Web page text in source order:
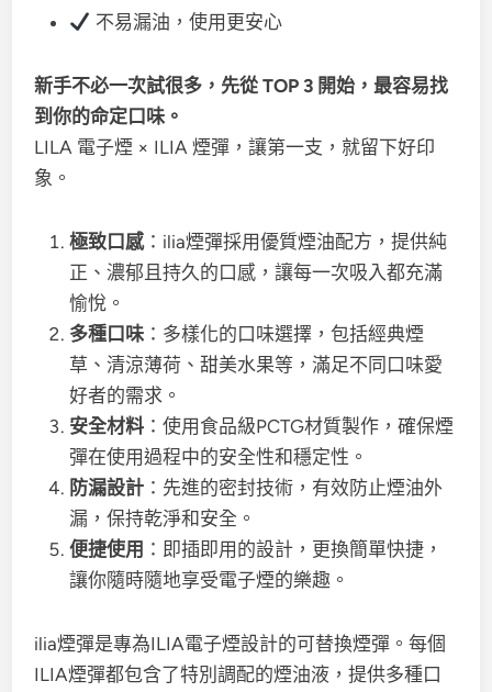
不易漏油，使用更安心
新手不必一次試很多，先從 TOP 3 開始，最容易找
到你的命定口味。
LILA 電子煙 × ILIA 煙彈，讓第一支，就留下好印
象。
極致口感：ilia煙彈採用優質煙油配方，提供純
正、濃郁且持久的口感，讓每一次吸入都充滿
愉悅。
多種口味 ：多樣化的口味選擇，包括經典煙
草、清涼薄荷、甜美水果等，滿足不同口味愛
好者的需求。
安全材料 ：使用食品級PCTG材質製作，確保煙
彈在使用過程中的安全性和穩定性。
防漏設計 ：先進的密封技術，有效防止煙油外
漏，保持乾淨和安全。
便捷使用 ：即插即用的設計，更換簡單快捷，
讓你隨時隨地享受電子煙的樂趣。
ilia煙彈是專為ILIA電子煙設計的可替換煙彈。每個
ILIA煙彈都包含了特別調配的煙油液，提供多種口